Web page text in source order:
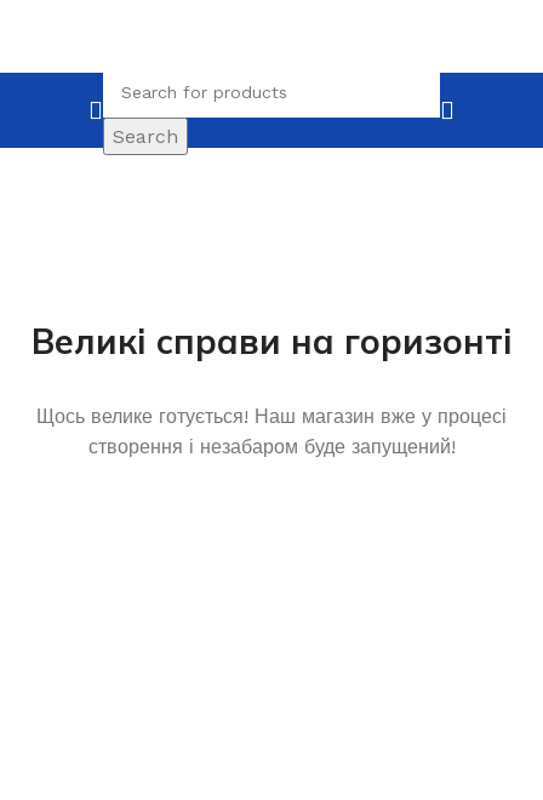
Search
Великі справи на горизонті
Щось велике готується! Наш магазин вже у процесі
створення і незабаром буде запущений!